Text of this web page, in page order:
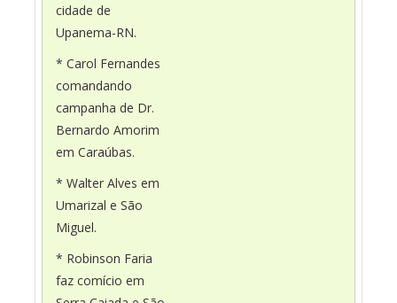
cidade de
Upanema-RN.
* Carol Fernandes
comandando
campanha de Dr.
Bernardo Amorim
em Caraúbas.
* Walter Alves em
Umarizal e São
Miguel.
* Robinson Faria
faz comício em